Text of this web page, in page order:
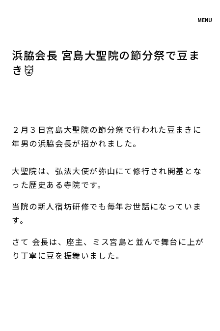
MENU
浜脇会長 宮島大聖院の節分祭で豆ま
き👹
２月３日宮島大聖院の節分祭で行われた豆まきに
年男の浜脇会長が招かれました。
大聖院は、弘法大使が弥山にて修行され開基とな
った歴史ある寺院です。
当院の新人宿坊研修でも毎年お世話になっていま
す。
さて 会長は、座主、ミス宮島と並んで舞台に上が
り丁寧に豆を振舞いました。